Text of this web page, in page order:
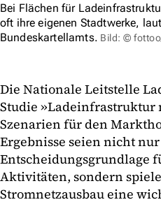
Bei Flächen für
oft ihre eigenen Stadtwerke,
Bundeskartellamts. Bild: ©
Die Nationale Leitstelle
Studie »Ladeinfrastruktur
Szenarien für den
Ergebnisse seien nicht
Entscheidungsgrundlage
Aktivitäten, sondern
Stromnetzausbau eine